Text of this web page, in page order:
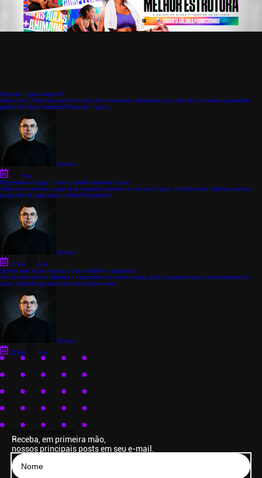
Drop-set: o guia completo!
Saiba como o Drop-set pode intensificar seu treinamento, desafiando seus músculos e levando a potenciais
ganhos de força e hipertrofia!Drop-set: o guia c...
Everton
9 m
Progressão de Carga - Como e quando aumentar o peso
Saiba como escolher a carga ideal e quando aumentar ou diminuir o peso. Descubra dicas valiosas para uma
progressão de carga segura e eficaz!Progressão d...
Everton
15 Fev
6 m
Quanto mais massa muscular, mais saudável o organismo
Nos já explicamos a diferença e a importância da massa magra, gorda e muscular para o funcionamento do
corpo. Sabendo que todas elas têm funções essen...
Everton
21 Dez
3 m
Receba, em primeira mão,
nossos principais posts em seu e-mail.